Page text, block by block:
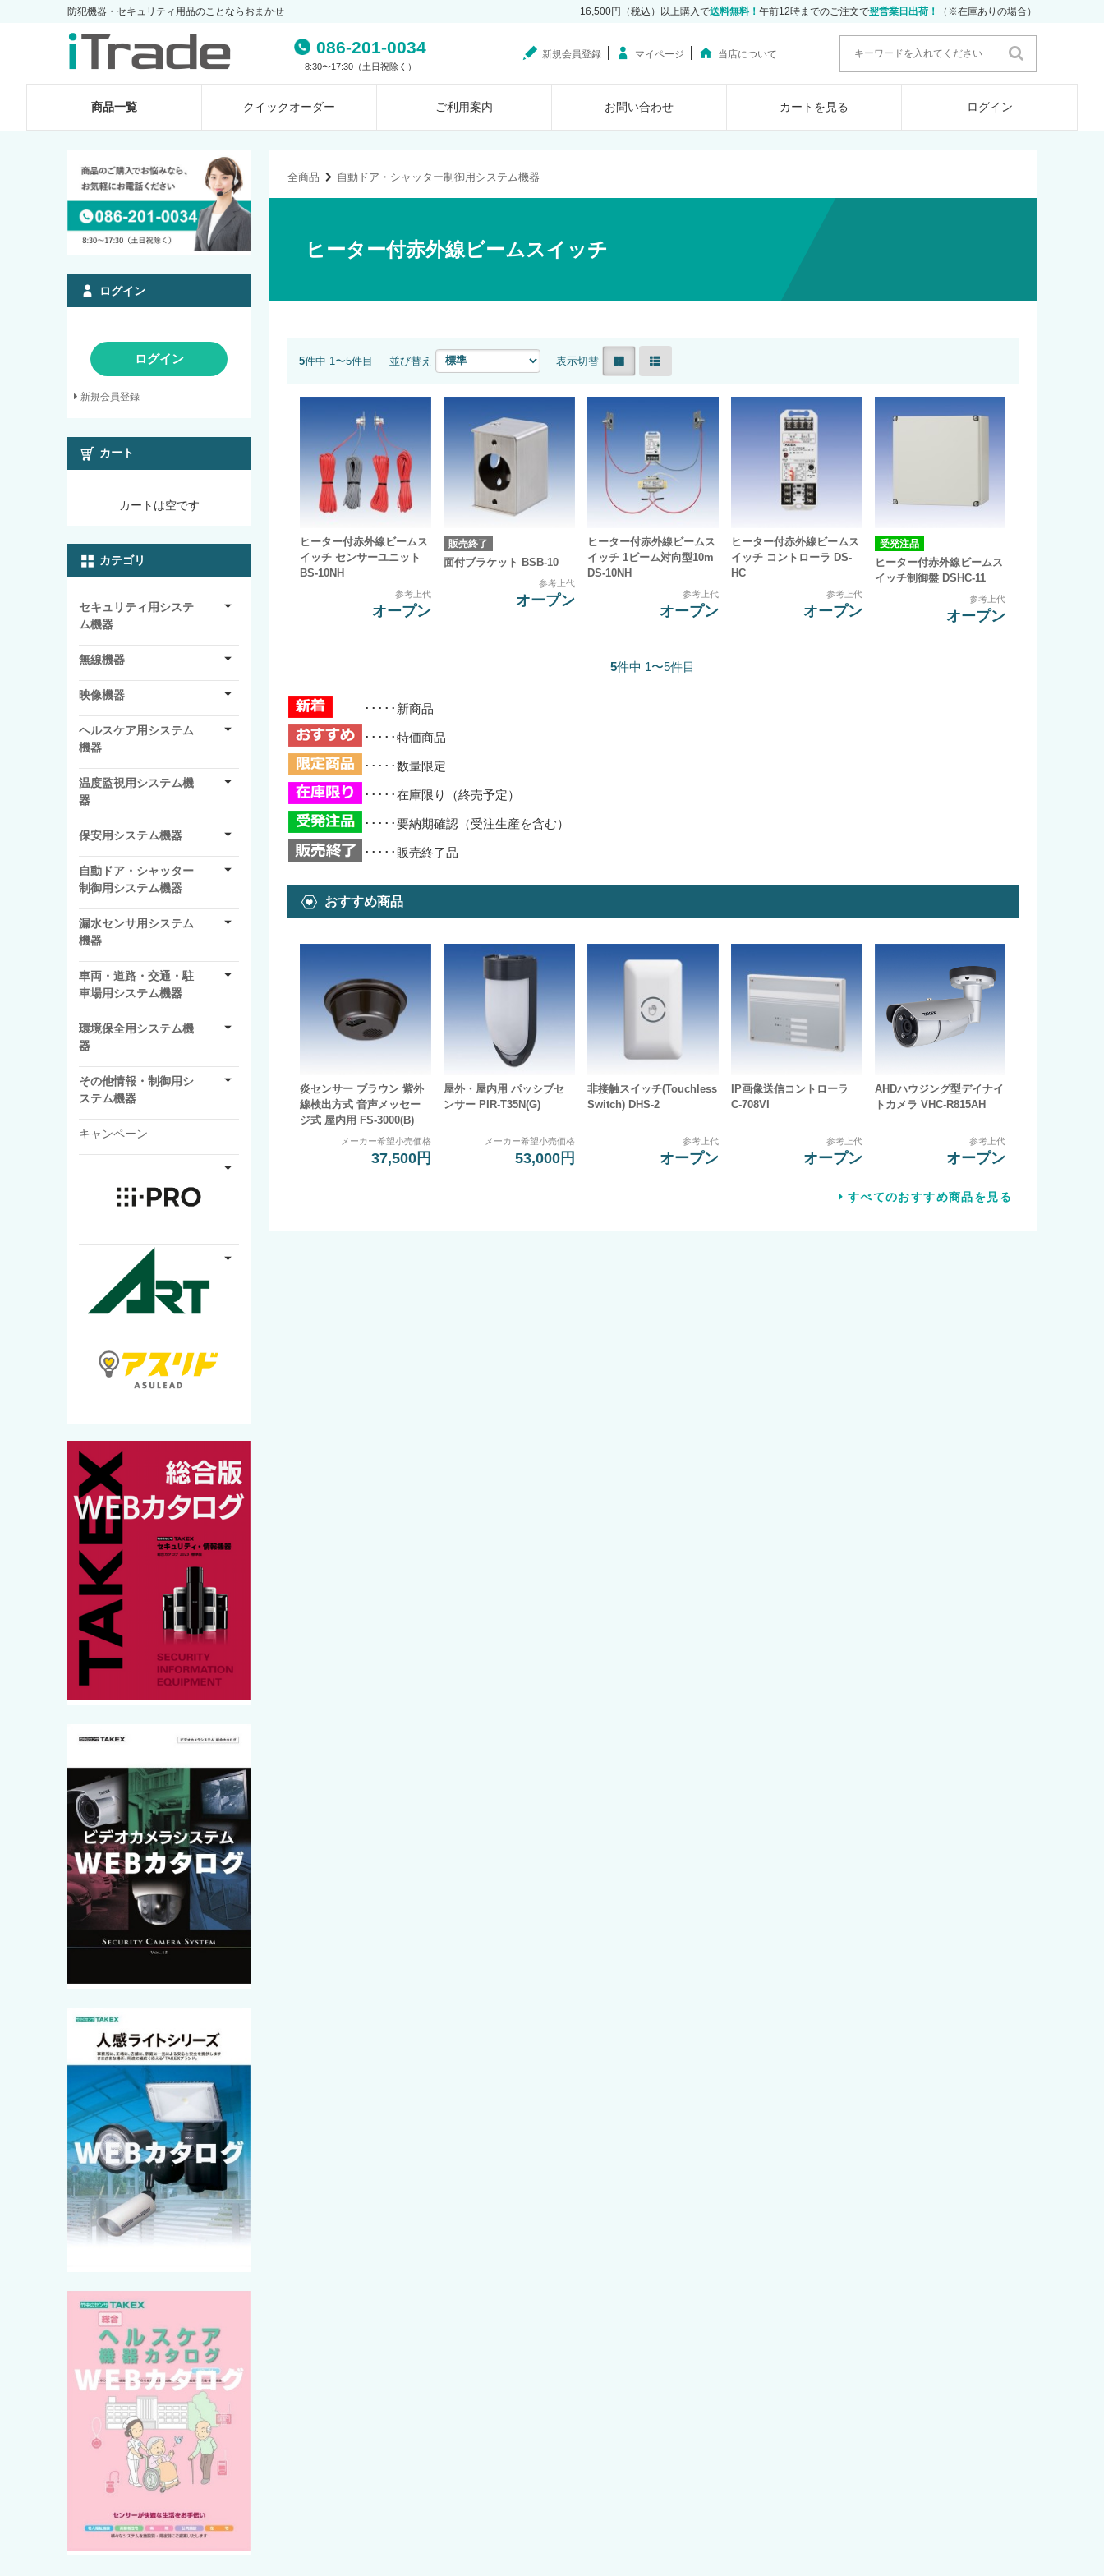
防犯機器・セキュリティ用品のことならおまかせ 16,500円（税込）以上購入で送料無料！ 午前12時までのご注文で翌営業日出荷！ （※在庫ありの場合）
086-201-0034
8:30〜17:30（土日祝除く）
新規会員登録 マイページ 当店について
商品一覧 クイックオーダー ご利用案内 お問い合わせ カートを見る ログイン
全商品 自動ドア・シャッター制御用システム機器
ヒーター付赤外線ビームスイッチ
5件中 1〜5件目 並び替え 表示切替
ヒーター付赤外線ビームス
イッチ センサーユニット
BS-10NH
参考上代
オープン
販売終了
面付ブラケット BSB-10
参考上代
オープン
ヒーター付赤外線ビームス
イッチ 1ビーム対向型10m
DS-10NH
参考上代
オープン
ヒーター付赤外線ビームス
イッチ コントローラ DS-
HC
参考上代
オープン
受発注品
ヒーター付赤外線ビームス
イッチ制御盤 DSHC-11
参考上代
オープン
5件中 1〜5件目
･････新商品
･････特価商品
･････数量限定
･････在庫限り（終売予定）
･････要納期確認（受注生産を含む）
･････販売終了品
おすすめ商品
炎センサー ブラウン 紫外
線検出方式 音声メッセー
ジ式 屋内用 FS-3000(B)
メーカー希望小売価格
37,500円
屋外・屋内用 パッシブセ
ンサー PIR-T35N(G)
メーカー希望小売価格
53,000円
非接触スイッチ(Touchless
Switch) DHS-2
参考上代
オープン
IP画像送信コントローラ
C-708VI
参考上代
オープン
AHDハウジング型デイナイ
トカメラ VHC-R815AH
参考上代
オープン
すべてのおすすめ商品を見る
ログイン
ログイン
新規会員登録
カート
カートは空です
カテゴリ
セキュリティ用システ
ム機器
無線機器
映像機器
ヘルスケア用システム
機器
温度監視用システム機
器
保安用システム機器
自動ドア・シャッター
制御用システム機器
漏水センサ用システム
機器
車両・道路・交通・駐
車場用システム機器
環境保全用システム機
器
その他情報・制御用シ
ステム機器
キャンペーン